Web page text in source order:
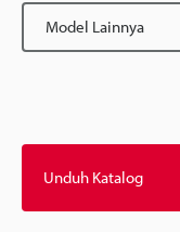
Model Lainnya
Unduh Katalog